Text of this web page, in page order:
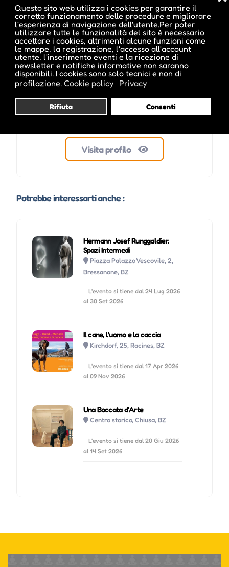
Questo sito web utilizza i cookies per garantire il
corretto funzionamento delle procedure e migliorare
l'esperienza di navigazione dell'utente.Per poter
utilizzare tutte le funzionalità del sito è necessario
accettare i cookies, altrimenti alcune funzioni come
le mappe, la registrazione, l'accesso all'account
utente, l'inserimento eventi e la ricezione di
newsletter e notifiche informative non saranno
disponibili. I cookies sono solo tecnici e non di
profilazione. Cookie policy Privacy
Rifiuta Consenti
ale inside
Visita profilo
Potrebbe interessarti anche :
Hermann Josef Runggaldier.
Spazi Intermedi
Piazza Palazzo Vescovile, 2,
Bressanone, BZ
L'evento si tiene dal 24 Lug 2026
al 30 Set 2026
Il cane, l'uomo e la caccia
Kirchdorf, 25, Racines, BZ
L'evento si tiene dal 17 Apr 2026
al 09 Nov 2026
Una Boccata d’Arte
Centro storico, Chiusa, BZ
L'evento si tiene dal 20 Giu 2026
al 14 Set 2026